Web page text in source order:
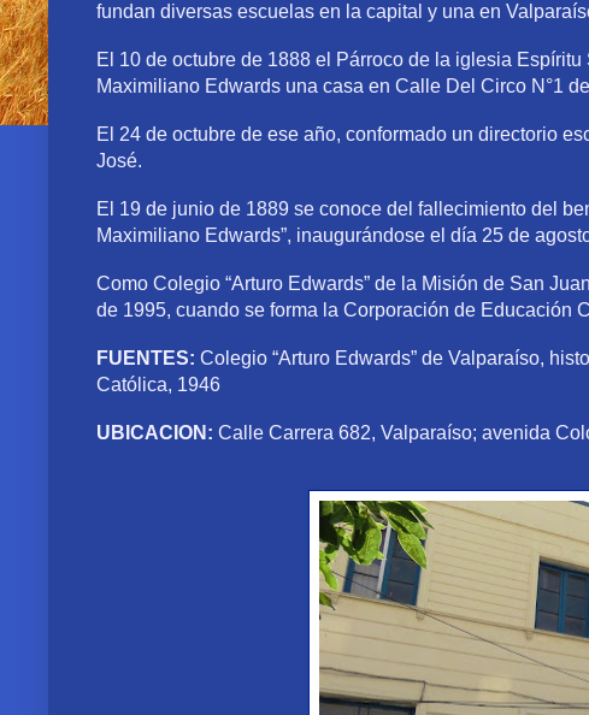
fundan diversas escuelas en la capital y una en
El 10 de octubre de 1888 el Párroco de la iglesia
Maximiliano Edwards una casa en Calle Del Circo N°1
El 24 de octubre de ese año, conformado un directorio
José.
El 19 de junio de 1889 se conoce del fallecimiento del
Maximiliano Edwards”, inaugurándose el día 25 de
Como Colegio “Arturo Edwards” de la Misión de San
de 1995, cuando se forma la Corporación de Educación
FUENTES: Colegio “Arturo Edwards” de Valparaíso,
Católica, 1946
UBICACION: Calle Carrera 682, Valparaíso; avenida